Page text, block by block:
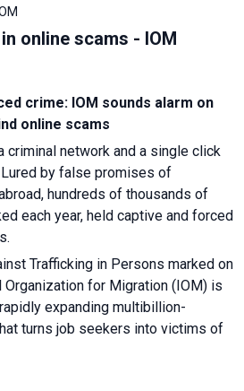
online scams - IOM
crime: IOM sounds alarm on
online scams
criminal network and a single click
by false promises of
hundreds of thousands of
each year, held captive and forced
Trafficking in Persons marked on
Organization for Migration (IOM) is
expanding multibillion-
turns job seekers into victims of